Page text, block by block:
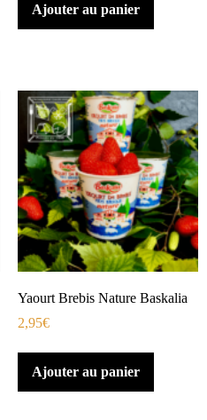
Ajouter au panier
Yaourt Brebis Nature Baskalia
2,95€
Ajouter au panier